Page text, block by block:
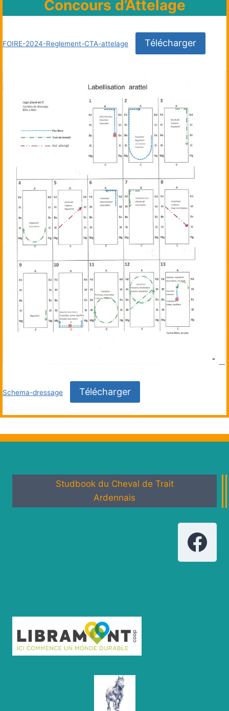
Concours d’Attelage
FOIRE-2024-Reglement-CTA-attelage Télécharger
Schema-dressage Télécharger
Studbook du Cheval de Trait
Ardennais